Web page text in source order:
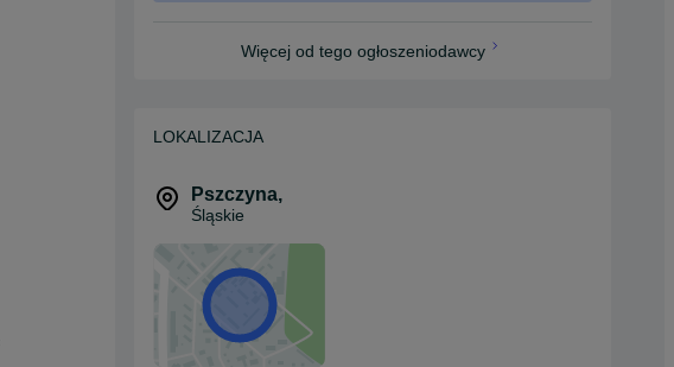
Więcej od tego ogłoszeniodawcy
LOKALIZACJA
Pszczyna,
Śląskie